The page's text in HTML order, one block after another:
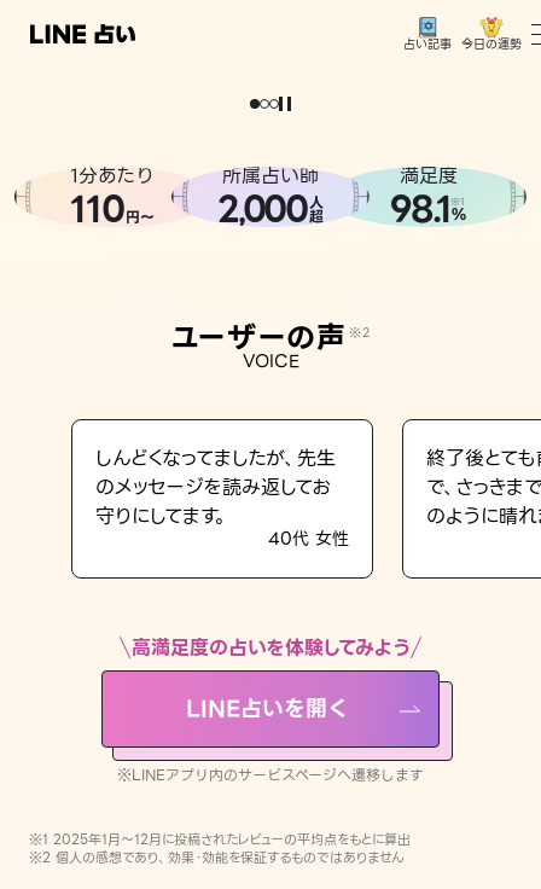
占い記事 今日の運勢
相談事例
LINE占いを開く
※LINEアプリ内のサービスページへ遷移します
どうせなら
。
1分あたり
110円〜
所属占い師
2,000人
超
満足度
98.1※1
%
ユーザーの声 ※2
VOICE
しんどくなってましたが、先生
のメッセージを読み返してお
守りにしてます。
40代 女性
終了後とて
で、さっき
のように晴れ
高満足度の占いを体験してみよう
LINE占いを開く
※LINEアプリ内のサービスページへ遷移します
※1 2025年1月〜12月に投稿されたレビューの平均点をもとに算出
※2 個人の感想であり、効果・効能を保証するものではありません